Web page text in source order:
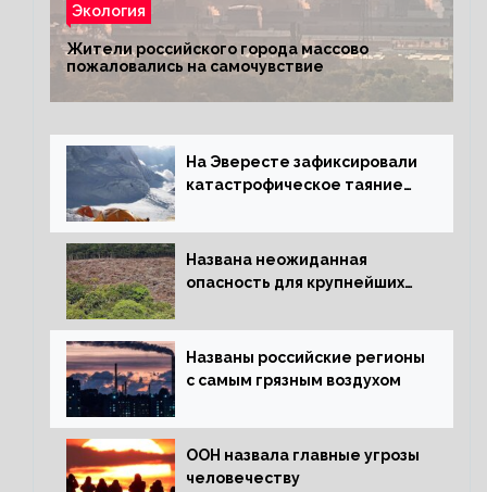
Экология
Жители российского города массово
пожаловались на самочувствие
На Эвересте зафиксировали
катастрофическое таяние
Названа неожиданная
опасность для крупнейших
Названы российские регионы
с самым грязным воздухом
ООН назвала главные угрозы
человечеству